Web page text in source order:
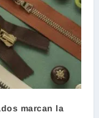
marcan la